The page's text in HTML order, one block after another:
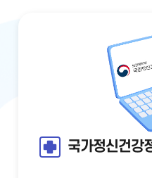
국가정신건강